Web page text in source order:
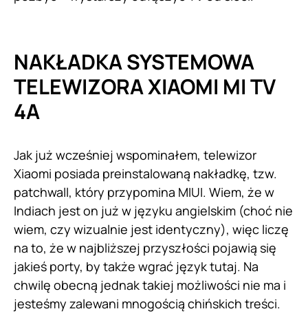
NAKŁADKA SYSTEMOWA
TELEWIZORA XIAOMI MI TV
4A
Jak już wcześniej wspominałem, telewizor
Xiaomi posiada preinstalowaną nakładkę, tzw.
patchwall, który przypomina MIUI. Wiem, że w
Indiach jest on już w języku angielskim (choć nie
wiem, czy wizualnie jest identyczny), więc liczę
na to, że w najbliższej przyszłości pojawią się
jakieś porty, by także wgrać język tutaj. Na
chwilę obecną jednak takiej możliwości nie ma i
jesteśmy zalewani mnogością chińskich treści.